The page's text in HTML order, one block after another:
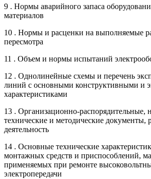
9 . Нормы аварийного запаса
материалов
10 . Нормы и расценки на выполняемые
пересмотра
11 . Объем и нормы испытаний
12 . Однолинейные схемы и перечень
линий с основными конструктивными и
характеристиками
13 . Организационно-распорядительные,
технические и методические документы,
деятельность
14 . Основные технические
монтажных средств и приспособлений,
применяемых при ремонте
электропередачи